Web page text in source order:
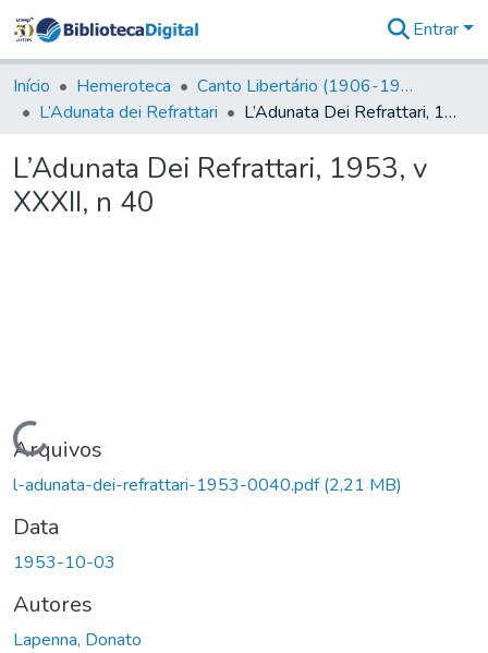
&
Coleções
Tudo na
Digital
Entrar
Início Hemeroteca
Canto Libertário (1906-1995)
L’Adunata dei Refrattari
L’Adunata Dei Refrattari, 1953, v XXXII, n 40
L’Adunata Dei Refrattari, 1953, v
XXXII, n 40
Carregando...
Arquivos
l-adunata-dei-refrattari-1953-0040.pdf(2,21 MB)
Data
1953-10-03
Autores
Lapenna, Donato